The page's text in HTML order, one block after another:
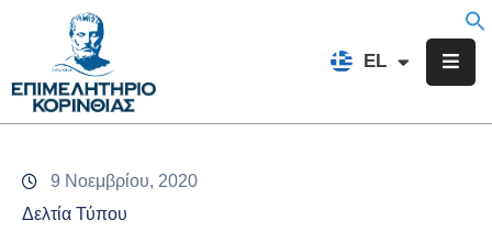
EL
FR
Επιμελητήριο
Υπηρεσίες
9 Νοεμβρίου, 2020
Δελτία Τύπου